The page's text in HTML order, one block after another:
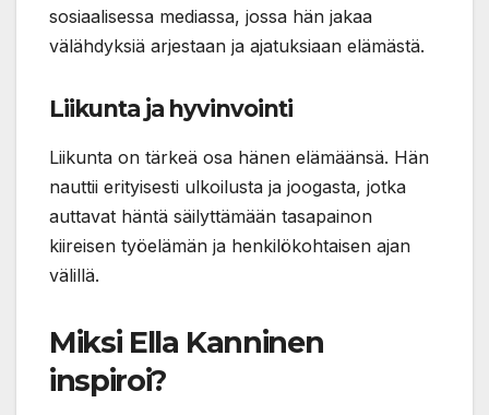
sosiaalisessa mediassa, jossa hän jakaa
välähdyksiä arjestaan ja ajatuksiaan elämästä.
Liikunta ja hyvinvointi
Liikunta on tärkeä osa hänen elämäänsä. Hän
nauttii erityisesti ulkoilusta ja joogasta, jotka
auttavat häntä säilyttämään tasapainon
kiireisen työelämän ja henkilökohtaisen ajan
välillä.
Miksi Ella Kanninen
inspiroi?